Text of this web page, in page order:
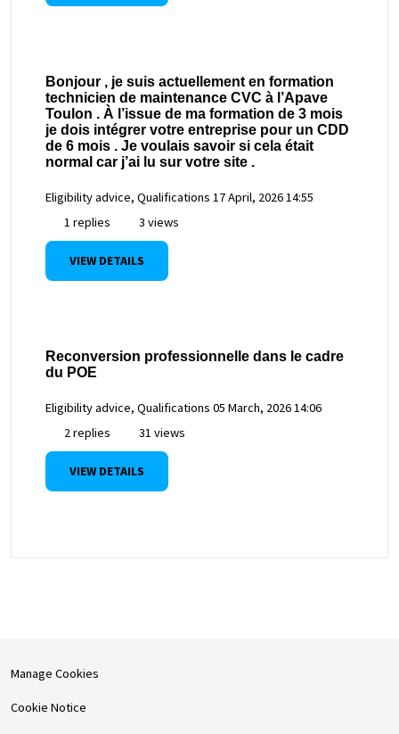
Bonjour , je suis actuellement en formation
technicien de maintenance CVC à l’Apave
Toulon . À l’issue de ma formation de 3 mois
je dois intégrer votre entreprise pour un CDD
de 6 mois . Je voulais savoir si cela était
normal car j’ai lu sur votre site .
Eligibility advice, Qualifications 17 April, 2026 14:55
1 replies
3 views
VIEW DETAILS
Reconversion professionnelle dans le cadre
du POE
Eligibility advice, Qualifications 05 March, 2026 14:06
2 replies
31 views
VIEW DETAILS
Manage Cookies
Cookie Notice